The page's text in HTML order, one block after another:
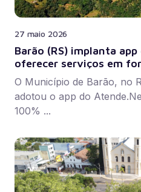
27 maio 2026
Barão (RS) implanta
oferecer serviços em
O Município de Barão, no
adotou o app do
100% ...